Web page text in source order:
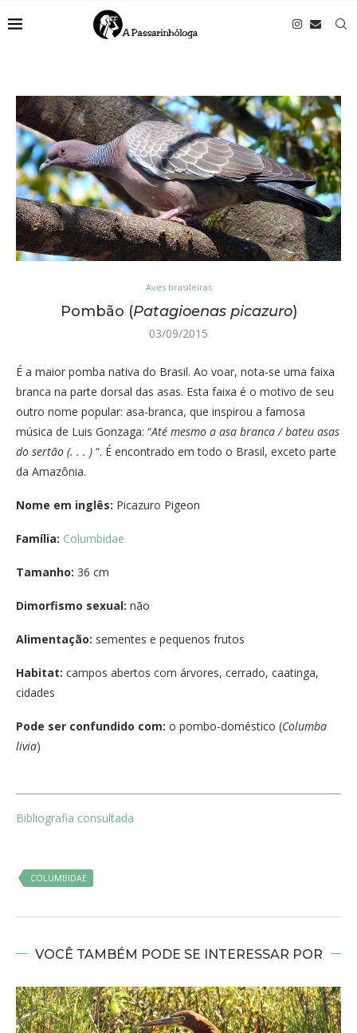
Aves brasileiras
Pombão (Patagioenas picazuro)
03/09/2015
É a maior pomba nativa do Brasil. Ao voar, nota-se uma faixa
branca na parte dorsal das asas. Esta faixa é o motivo de seu
outro nome popular: asa-branca, que inspirou a famosa
música de Luis Gonzaga: “Até mesmo a asa branca / bateu asas
do sertão (. . . ) “. É encontrado em todo o Brasil, exceto parte
da Amazônia.
Nome em inglês: Picazuro Pigeon
Família: Columbidae
Tamanho: 36 cm
Dimorfismo sexual: não
Alimentação: sementes e pequenos frutos
Habitat: campos abertos com árvores, cerrado, caatinga,
cidades
Pode ser confundido com: o pombo-doméstico (Columba
livia)
Bibliografia consultada
COLUMBIDAE
VOCÊ TAMBÉM PODE SE INTERESSAR POR